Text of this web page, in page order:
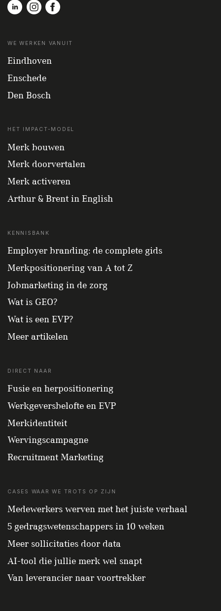
WE WERKEN VANUIT
Eindhoven
Enschede
Den Bosch
HET IMPACT-MODEL
Merk bouwen
Merk doorvertalen
Merk activeren
Arthur & Brent in English
KENNISBANK
Employer branding: de complete gids
Merkpositionering van A tot Z
Jobmarketing in de zorg
Wat is GEO?
Wat is een EVP?
Meer artikelen
DIRECT NAAR
Fusie en herpositionering
Werkgeversbelofte en EVP
Merkidentiteit
Wervingscampagne
Recruitment Marketing
CASES WAAR WE TROTS OP ZIJN
Medewerkers werven met het juiste verhaal
5 gedragswetenschappers in 10 weken
Meer sollicitaties door data
AI-tool die jullie merk wel snapt
Van leverancier naar voortrekker